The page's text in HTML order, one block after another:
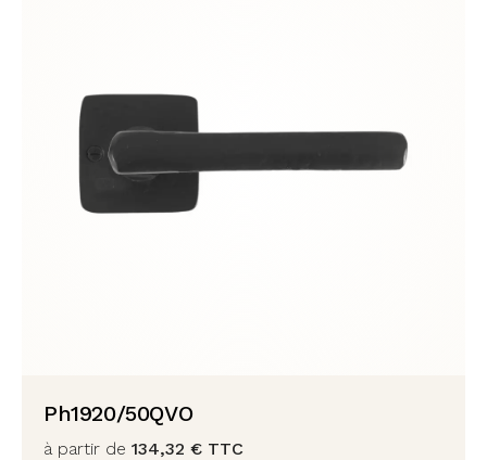
Ph1920/50QVO
à partir de 134,32 € TTC